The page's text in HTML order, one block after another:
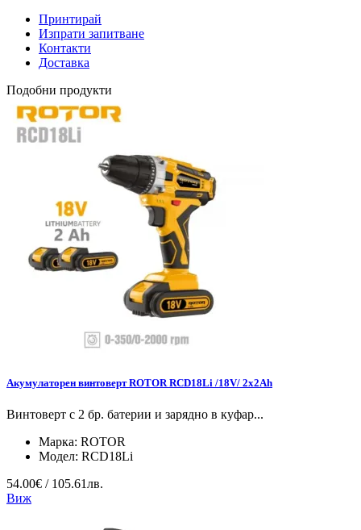
Принтирай
Изпрати запитване
Контакти
Доставка
Подобни продукти
Акумулаторен винтоверт ROTOR RCD18Li /18V/ 2x2Ah
Винтоверт с 2 бр. батерии и зарядно в куфар...
Марка: ROTOR
Модел: RCD18Li
54.00€ / 105.61лв.
Виж